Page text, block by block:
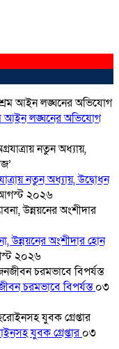
আইন লঙ্ঘনের অভিযোগ
নতুন অধ্যায়, উদ্বোধন
২০২৬
উন্নয়নের অংশীদার হোন
২০২৬
চরমভাবে বিপর্যস্ত০৩
যুবক গ্রেপ্তার০৩